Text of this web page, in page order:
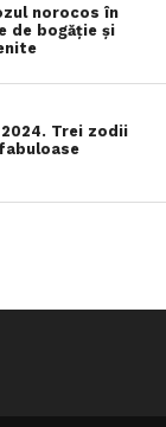
norocos în
de bogăție și
Trei zodii